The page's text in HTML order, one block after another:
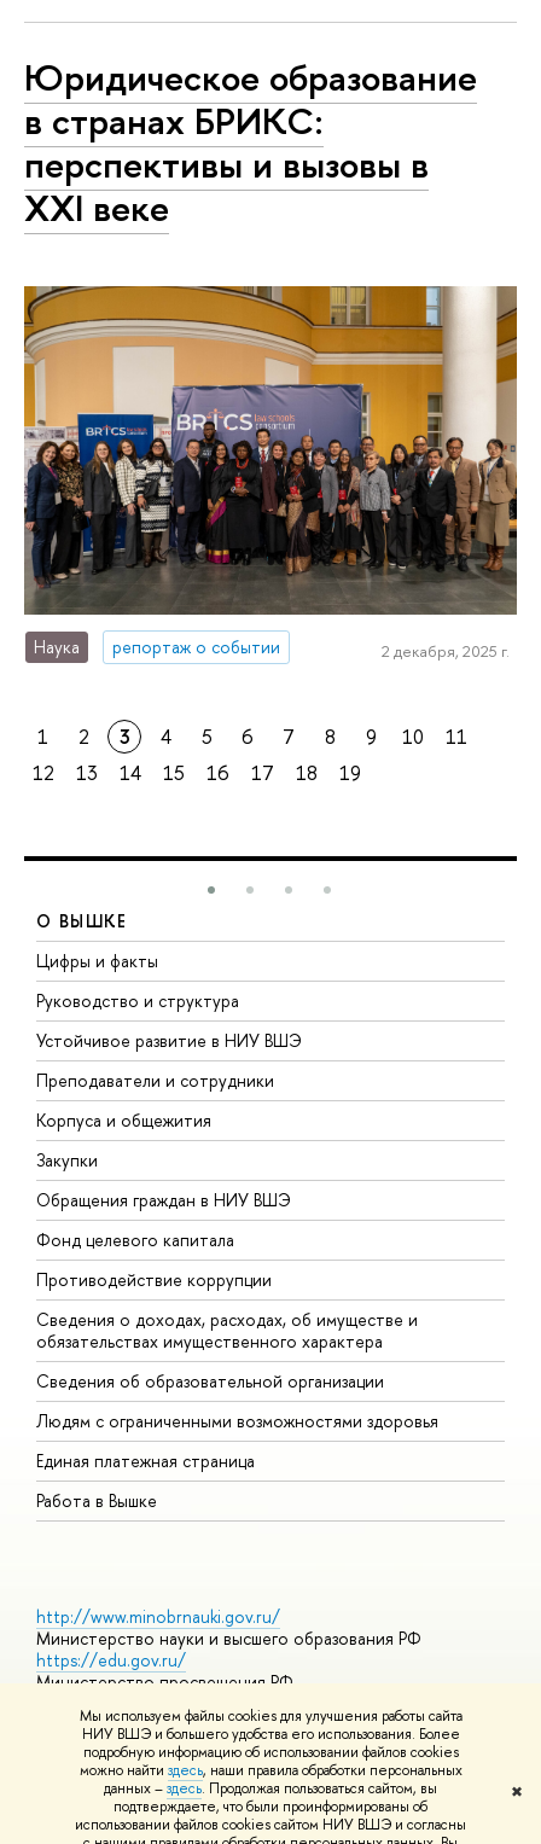
Мы используем файлы cookies для улучшения работы сайта
НИУ ВШЭ и большего удобства его использования. Более
подробную информацию об использовании файлов cookies
можно найти здесь, наши правила обработки персональных
данных –здесь. Продолжая пользоваться сайтом, вы
подтверждаете, что были проинформированы об
использовании файлов cookies сайтом НИУ ВШЭ и согласны
✖
Юридическое образование
в странах БРИКС:
перспективы и вызовы в
XXI веке
Наука репортаж о событии 2 декабря, 2025 г.
1 2 3 4 5 6 7 8 9 10
11
12
13 14 15 16 17 18 19
О ВЫШКЕ
Цифры и факты
Руководство и структура
Устойчивое развитие в НИУ ВШЭ
Преподаватели и сотрудники
Корпуса и общежития
Закупки
Обращения граждан в НИУ ВШЭ
Фонд целевого капитала
Противодействие коррупции
Сведения о доходах, расходах, об имуществе и
обязательствах имущественного характера
Сведения об образовательной организации
Людям с ограниченными возможностями здоровья
Единая платежная страница
Работа в Вышке
http://www.minobrnauki.gov.ru/
Министерство науки и высшего образования РФ
https://edu.gov.ru/
Министерство просвещения РФ
Массовые открытые онлайн-курсы
© НИУ ВШЭ 1993–2026 Адреса и контактыУсловия
использования материалов Политика конфиденциальности